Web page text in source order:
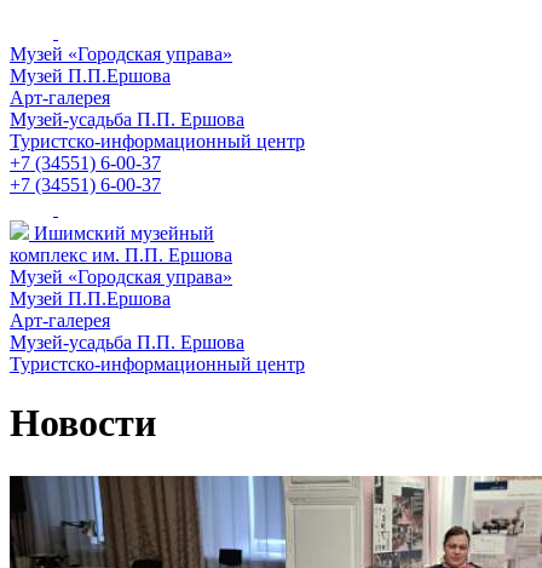
Музей «Городская управа»
Музей П.П.Ершова
Арт-галерея
Музей-усадьба П.П. Ершова
Туристско-информационный центр
+7 (34551) 6-00-37
+7 (34551) 6-00-37
Ишимский музейный
комплекс им. П.П. Ершова
Музей «Городская управа»
Музей П.П.Ершова
Арт-галерея
Музей-усадьба П.П. Ершова
Туристско-информационный центр
Новости